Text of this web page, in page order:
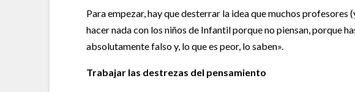
Para empezar, hay que desterrar la idea que muchos profesores
hacer nada con los niños de Infantil porque no piensan, porque
absolutamente falso y, lo que es peor, lo saben».
Trabajar las destrezas del pensamiento